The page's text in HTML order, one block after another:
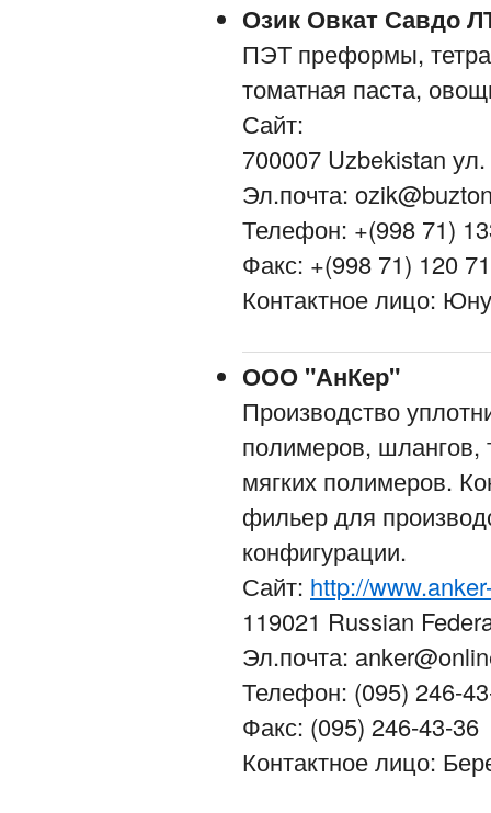
Озик Овкат Савдо
ПЭТ преформы,
томатная паста,
Сайт:
700007 Uzbekistan
Эл.почта:
Телефон: +(998 71)
Факс: +(998 71) 120
Контактное лицо:
ООО "АнКер"
Производство
полимеров, шлангов,
мягких полимеров.
фильер для
конфигурации.
Сайт: http://
119021 Russian
Эл.почта:
Телефон: (095) 246-
Факс: (095) 246-43-36
Контактное лицо: